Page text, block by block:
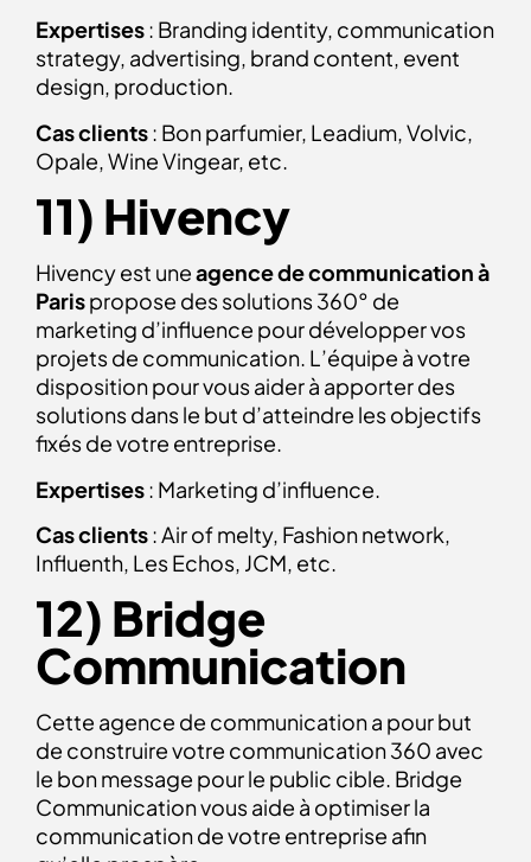
Expertises: Branding identity, communication
strategy, advertising, brand content, event
design, production.
Cas clients: Bon parfumier, Leadium, Volvic,
Opale, Wine Vingear, etc.
11) Hivency
Hivency est uneagence de communication à
Parispropose des solutions 360° de
marketing d’influence pour développer vos
projets de communication. L’équipe à votre
disposition pour vous aider à apporter des
solutions dans le but d’atteindre les objectifs
fixés de votre entreprise.
Expertises: Marketing d’influence.
Cas clients: Air of melty, Fashion network,
Influenth, Les Echos, JCM, etc.
12) Bridge
Communication
Cette agence de communication a pour but
de construire votre communication 360 avec
le bon message pour le public cible. Bridge
Communication vous aide à optimiser la
communication de votre entreprise afin